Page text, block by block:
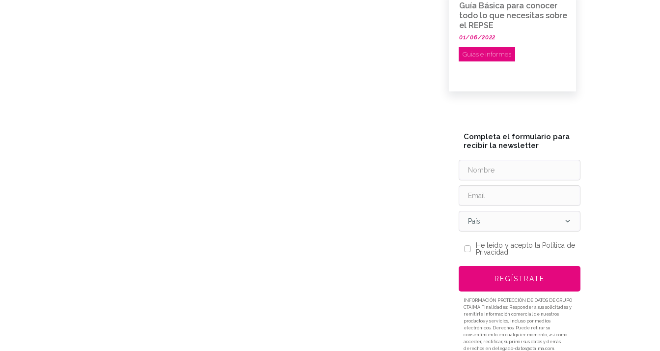
Guía Básica para conocer
todo lo que necesitas sobre
el REPSE
01/06/2022
Guías e informes
Completa el formulario para
recibir la newsletter
País
He leído y acepto la Política de
Privacidad
REGÍSTRATE
INFORMACIÓN PROTECCIÓN DE DATOS DE GRUPO
CTAIMA Finalidades: Responder a sus solicitudes y
remitirle información comercial de nuestros
productos y servicios, incluso por medios
electrónicos. Derechos: Puede retirar su
consentimiento en cualquier momento, así como
acceder, rectificar, suprimir sus datos y demás
derechos en delegado-datos@ctaima.com.